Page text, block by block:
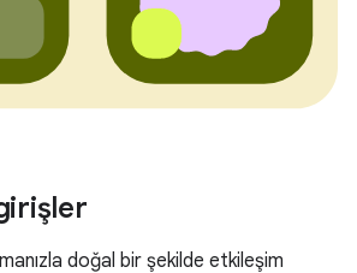
doğal bir şekilde etkileşim